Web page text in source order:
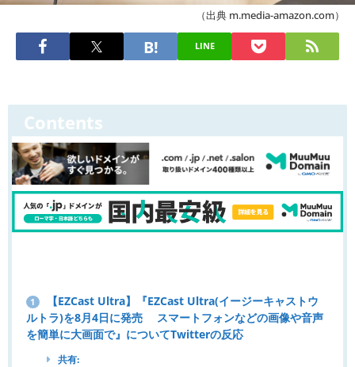
（出典 m.media-amazon.com）
LINE
Contents
1
【EZCast Ultra】『EZCast Ultra(イージーキャストウ
ルトラ)を8月4日に発売 スマートフォンなどの画像や音声
を簡単に大画面で』についてTwitterの反応
共有: